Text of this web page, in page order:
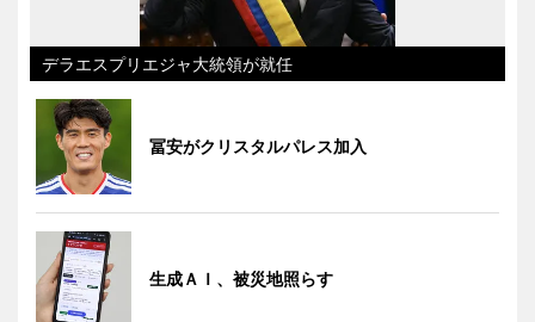
デラエスプリエジャ大統領が就任
冨安がクリスタルパレス加入
生成ＡＩ、被災地照らす